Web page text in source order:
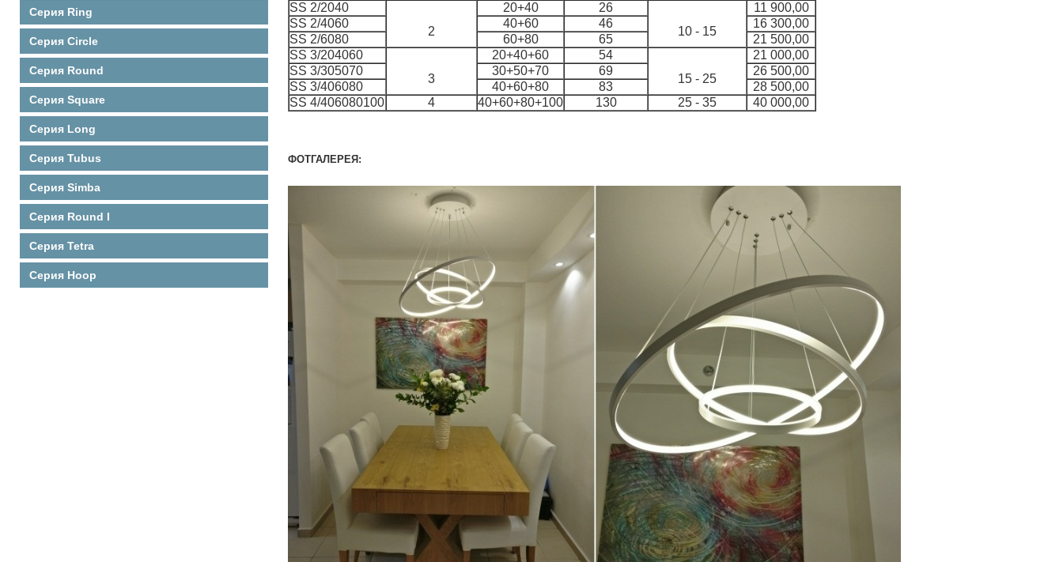
Серия Ring
Серия Circle
Серия Round
Серия Square
Серия Long
Серия Tubus
Серия Simba
Серия Round I
Серия Tetra
Серия Hoop
SS 2/2040
2
20+40
26
10 - 15
11 900,00
SS 2/4060
40+60 46
16 300,00
SS 2/6080
60+80 65
21 500,00
SS 3/204060
3
20+40+60
54
15 - 25
21 000,00
SS 3/305070
30+50+70 69
26 500,00
SS 3/406080
40+60+80 83
28 500,00
SS 4/406080100
4 40+60+80+100 130 25 - 35 40 000,00
ФОТГАЛЕРЕЯ: